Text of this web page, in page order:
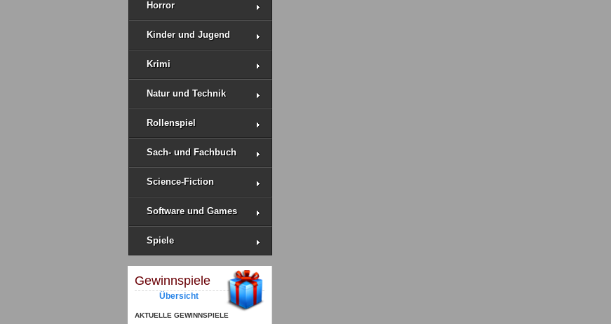
Horror
Kinder und Jugend
Krimi
Natur und Technik
Rollenspiel
Sach- und Fachbuch
Science-Fiction
Software und Games
Spiele
Gewinnspiele
Übersicht
AKTUELLE GEWINNSPIELE